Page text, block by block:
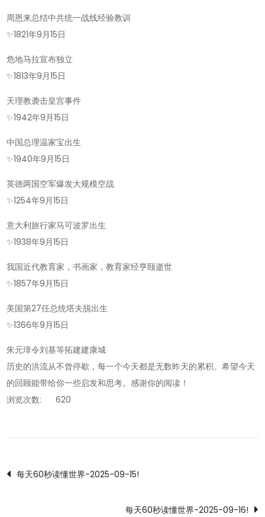
周恩来总结中共统一战线经验教训
✨1821年9月15日
危地马拉宣布独立
✨1813年9月15日
天理教袭击皇宫事件
✨1942年9月15日
中国总理温家宝出生
✨1940年9月15日
英德两国空军爆发大规模空战
✨1254年9月15日
意大利旅行家马可波罗出生
✨1938年9月15日
我国近代教育家，书画家，教育家经亨颐逝世
✨1857年9月15日
美国第27任总统塔夫脱出生
✨1366年9月15日
朱元璋令刘基等拓建建康城
历史的洪流从不曾停歇，每一个今天都是无数昨天的累积。希望今天
的回顾能带给你一些启发和思考。感谢你的阅读！
浏览次数:
620
文
每天60秒读懂世界-2025-09-15!
每天60秒读懂世界-2025-09-16!